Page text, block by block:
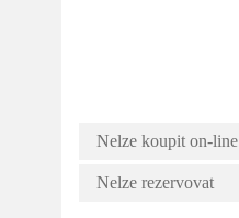
Nelze koupit on-line
Nelze rezervovat